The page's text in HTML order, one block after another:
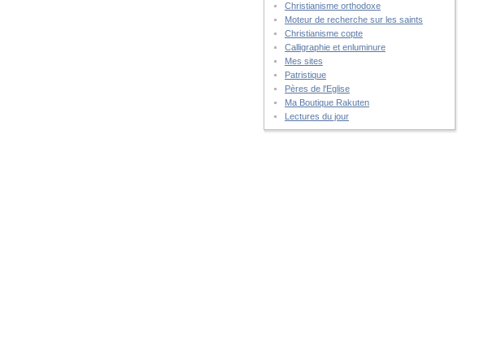
Christianisme orthodoxe
Moteur de recherche sur les saints
Christianisme copte
Calligraphie et enluminure
Mes sites
Patristique
Pères de l'Eglise
Ma Boutique Rakuten
Lectures du jour